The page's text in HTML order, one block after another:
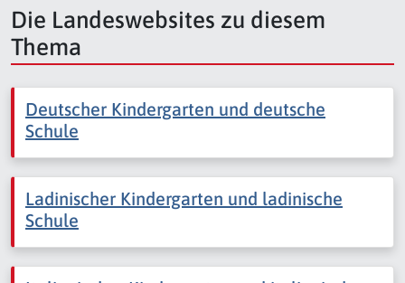
Die Landeswebsites zu diesem
Thema
Deutscher Kindergarten und deutsche
Schule
Ladinischer Kindergarten und ladinische
Schule